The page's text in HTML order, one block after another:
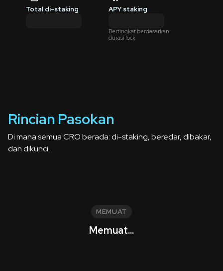
Total di-staking APY staking
Bertingkat berdasarkan
durasi lock
Rincian Pasokan
Di mana semua CRO berada: di-staking, beredar, dibakar,
dan dikunci.
MEMUAT
Memuat...